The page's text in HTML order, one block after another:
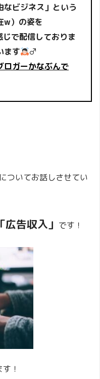
なビジネス」という
w）の姿を
で配信しておりま
ます
‍♂
ロガーかなぶんで
についてお話しさせてい
「広告収入」 です！
！